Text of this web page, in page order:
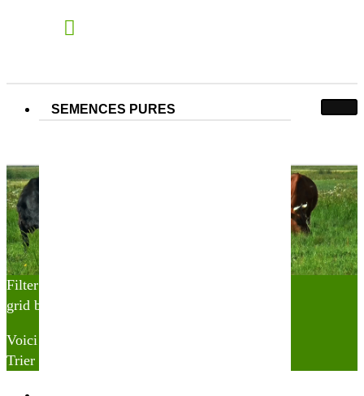
SEMENCES PURES
Filter
grid button
Voici le seul résultat
Trier par